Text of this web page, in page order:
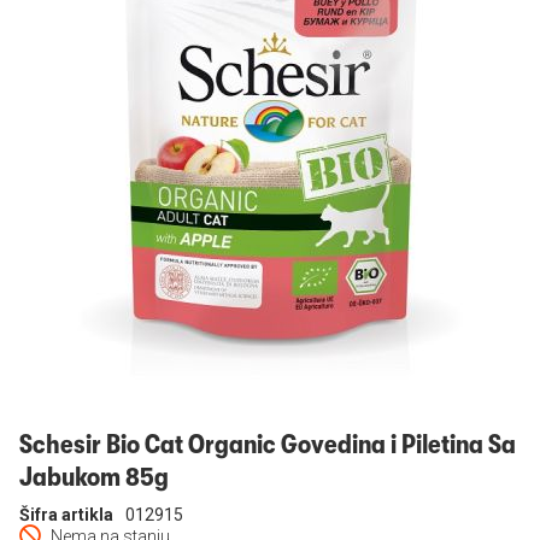
Schesir Bio Cat Organic Govedina i Piletina Sa
Jabukom 85g
Šifra artikla 012915